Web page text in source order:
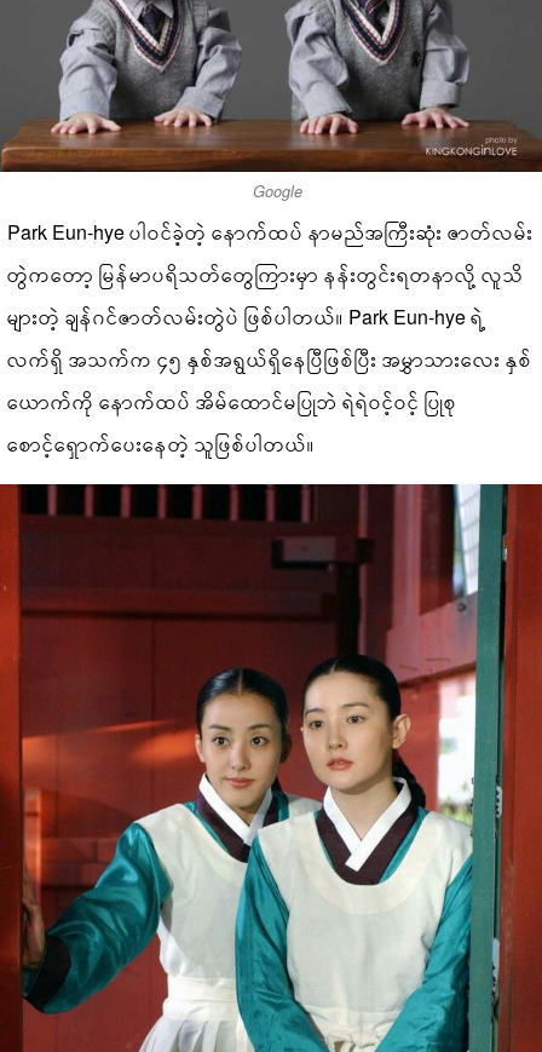
Google
Park Eun-hye ပါဝင်ခဲ့တဲ့ နောက်ထပ် နာမည်အကြီးဆုံး ဇာတ်လမ်း
တွဲကတော့ မြန်မာပရိသတ်တွေကြားမှာ နန်းတွင်းရတနာလို့ လူသိ
များတဲ့ ချန်ဂင်ဇာတ်လမ်းတွဲပဲ ဖြစ်ပါတယ်။ Park Eun-hye ရဲ့
လက်ရှိ အသက်က ၄၅ နှစ်အရွယ်ရှိနေပြီဖြစ်ပြီး အမွှာသားလေး နှစ်
ယောက်ကို နောက်ထပ် အိမ်ထောင်မပြုဘဲ ရဲရဲဝင့်ဝင့် ပြုစု
စောင့်ရှောက်ပေးနေတဲ့ သူဖြစ်ပါတယ်။